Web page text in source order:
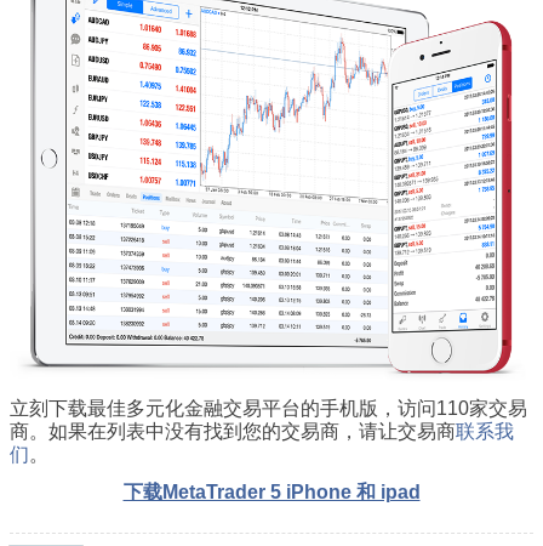
立刻下载最佳多元化金融交易平台的手机版，访问110家交易
商。如果在列表中没有找到您的交易商，请让交易商联系我
们。
下载MetaTrader 5 iPhone 和 ipad